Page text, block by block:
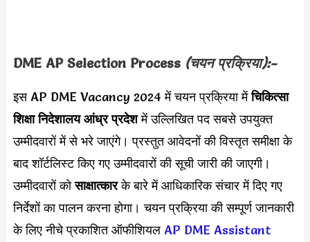
DME AP Selection Process (चयन प्रक्रिया):-
इस AP DME Vacancy 2024 में चयन प्रक्रिया मेंचिकित्सा
शिक्षा निदेशालय आंध्र प्रदेशमें उल्लिखित पद सबसे उपयुक्त
उम्मीदवारों में से भरे जाएंगे। प्रस्तुत आवेदनों की विस्तृत समीक्षा के
बाद शॉर्टलिस्ट किए गए उम्मीदवारों की सूची जारी की जाएगी।
उम्मीदवारों कोसाक्षात्कारके बारे में आधिकारिक संचार में दिए गए
निर्देशों का पालन करना होगा। चयन प्रक्रिया की सम्पूर्ण जानकारी
के लिए नीचे प्रकाशित ऑफीशियल AP DME Assistant